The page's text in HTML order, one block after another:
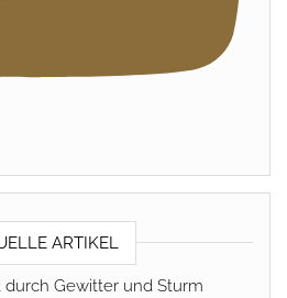
ARTIKEL
durch Gewitter und Sturm